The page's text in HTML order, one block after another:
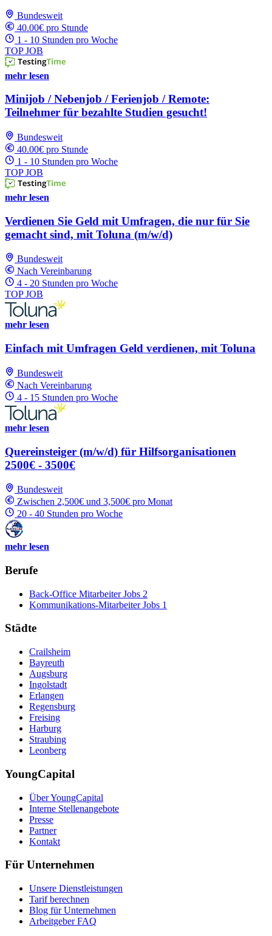
Bundesweit
40.00€ pro Stunde
1 - 10 Stunden pro Woche
TOP JOB
mehr lesen
Minijob / Nebenjob / Ferienjob / Remote:
Teilnehmer für bezahlte Studien gesucht!
Bundesweit
40.00€ pro Stunde
1 - 10 Stunden pro Woche
TOP JOB
mehr lesen
Verdienen Sie Geld mit Umfragen, die nur für Sie
gemacht sind, mit Toluna (m/w/d)
Bundesweit
Nach Vereinbarung
4 - 20 Stunden pro Woche
TOP JOB
mehr lesen
Einfach mit Umfragen Geld verdienen, mit Toluna
Bundesweit
Nach Vereinbarung
4 - 15 Stunden pro Woche
mehr lesen
Quereinsteiger (m/w/d) für Hilfsorganisationen
2500€ - 3500€
Bundesweit
Zwischen 2,500€ und 3,500€ pro Monat
20 - 40 Stunden pro Woche
mehr lesen
Berufe
Back-Office Mitarbeiter Jobs 2
Kommunikations-Mitarbeiter Jobs 1
Städte
Crailsheim
Bayreuth
Augsburg
Ingolstadt
Erlangen
Regensburg
Freising
Harburg
Straubing
Leonberg
YoungCapital
Über YoungCapital
Interne Stellenangebote
Presse
Partner
Kontakt
Für Unternehmen
Unsere Dienstleistungen
Tarif berechnen
Blog für Unternehmen
Arbeitgeber FAQ